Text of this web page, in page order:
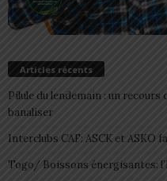
Articles récents
Pilule du lendemain : un recours
banaliser
Interclubs CAF: ASCK et ASKO
Togo/ Boissons énergisantes: